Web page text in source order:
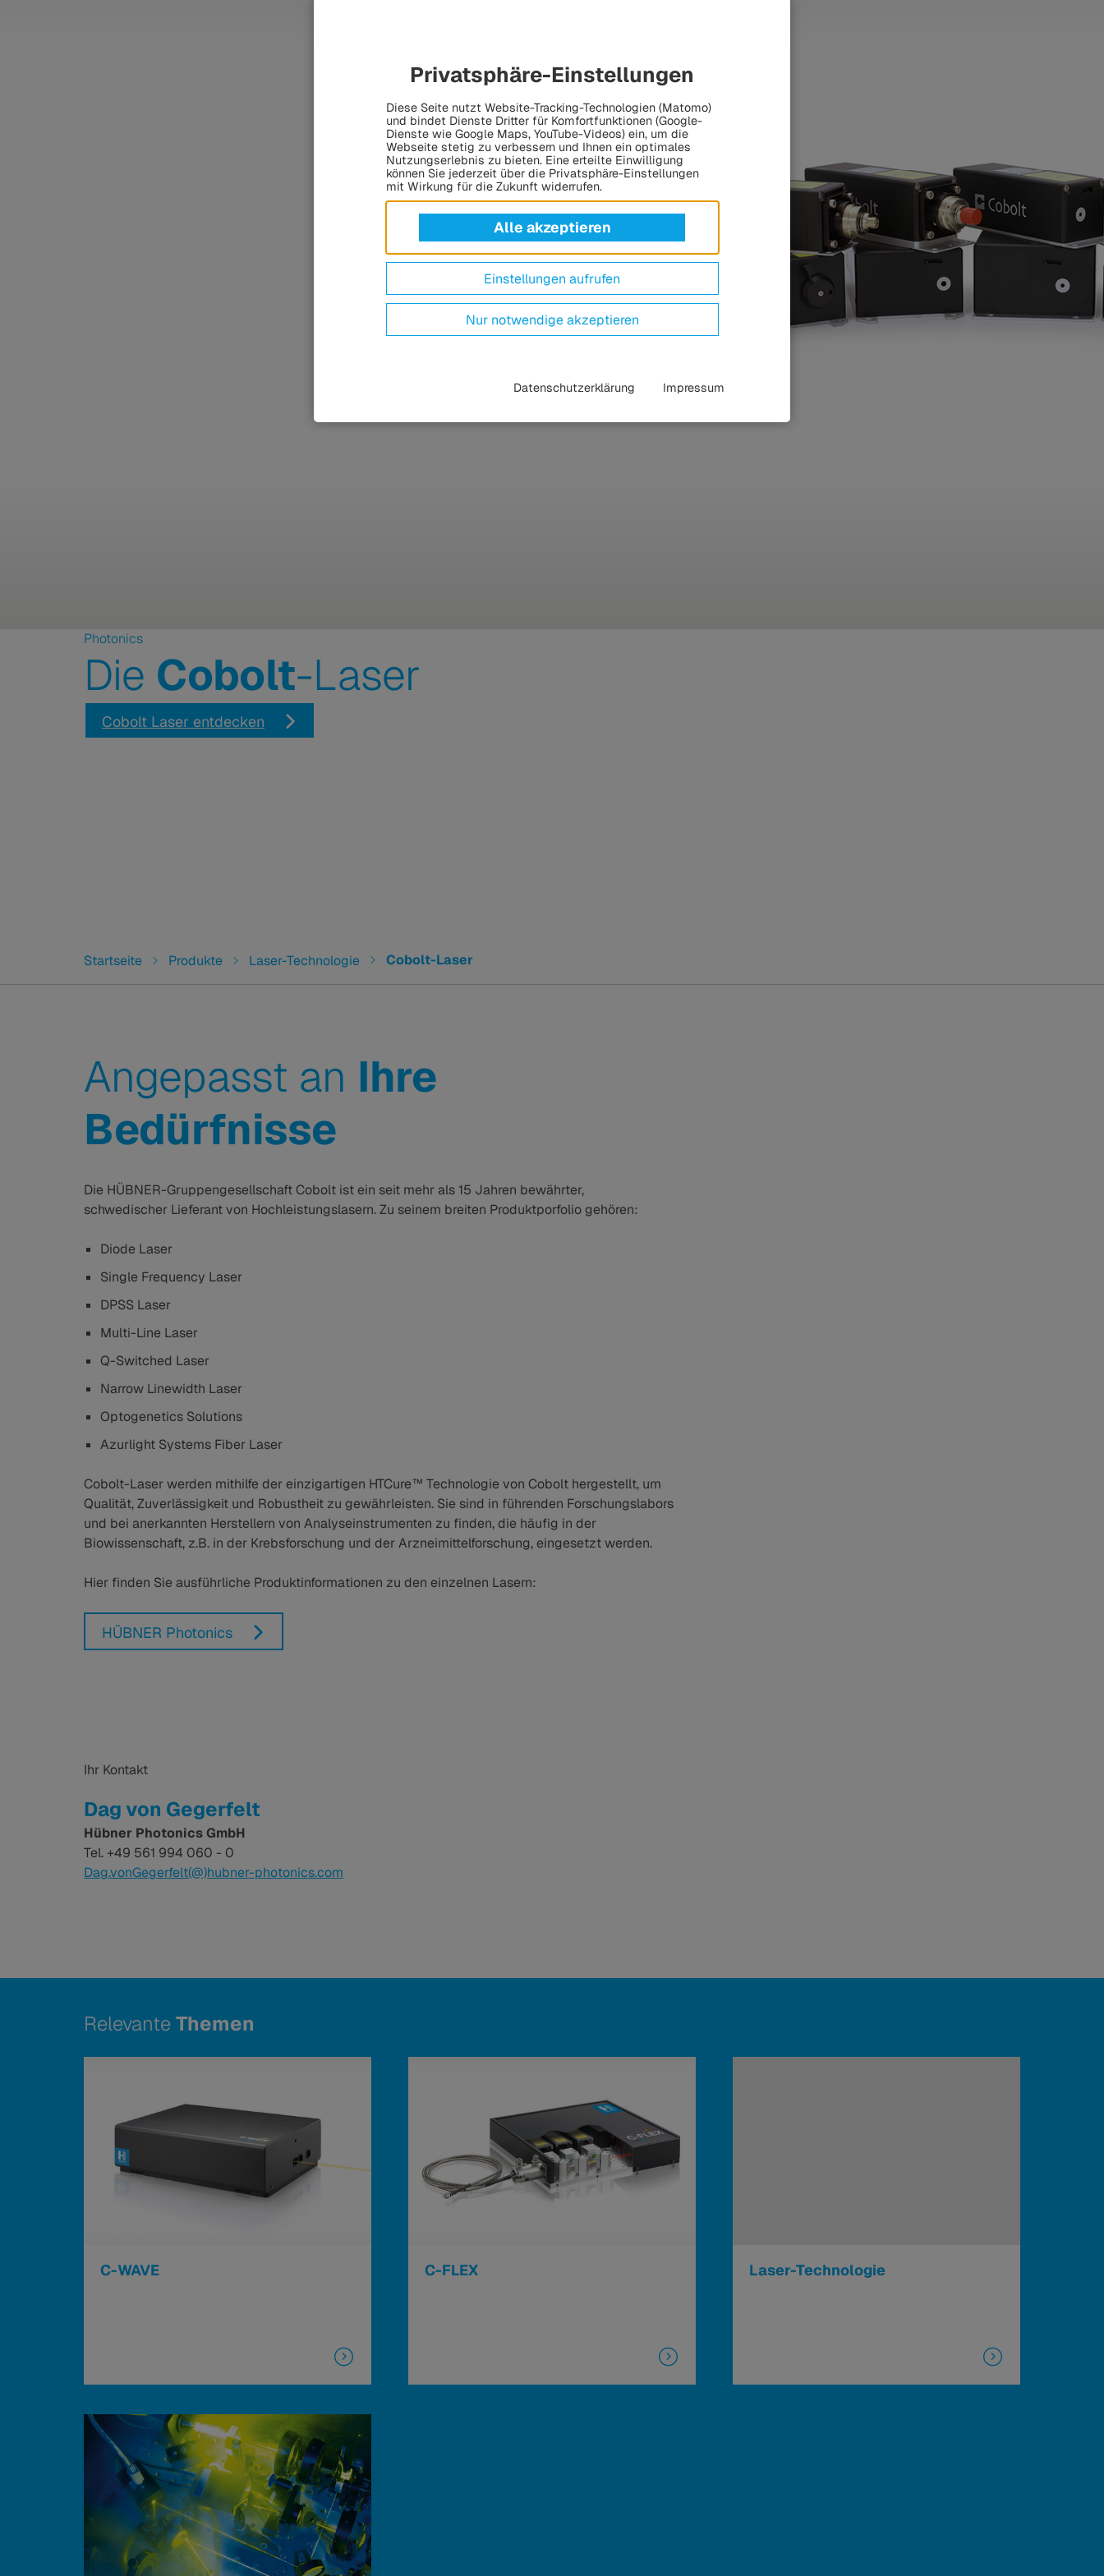
Privatsphäre-Einstellungen
Diese Seite nutzt Website-Tracking-Technologien (Matomo)
und bindet Dienste Dritter für Komfortfunktionen (Google-
Dienste wie Google Maps, YouTube-Videos) ein, um die
Webseite stetig zu verbessern und Ihnen ein optimales
Nutzungserlebnis zu bieten. Eine erteilte Einwilligung
können Sie jederzeit über die Privatsphäre-Einstellungen
mit Wirkung für die Zukunft widerrufen.
Alle akzeptieren
Einstellungen aufrufen
Nur notwendige akzeptieren
Datenschutzerklärung Impressum
Photonics
Die Cobolt-Laser
Cobolt Laser entdecken
Startseite
Produkte Laser-Technologie Cobolt-Laser
Angepasst an Ihre
Bedürfnisse
Die HÜBNER-Gruppengesellschaft Cobolt ist ein seit mehr als 15 Jahren bewährter,
schwedischer Lieferant von Hochleistungslasern. Zu seinem breiten Produktporfolio gehören:
Diode Laser
Single Frequency Laser
DPSS Laser
Multi-Line Laser
Q-Switched Laser
Narrow Linewidth Laser
Optogenetics Solutions
Azurlight Systems Fiber Laser
Cobolt-Laser werden mithilfe der einzigartigen HTCure™ Technologie von Cobolt hergestellt, um
Qualität, Zuverlässigkeit und Robustheit zu gewährleisten. Sie sind in führenden Forschungslabors
und bei anerkannten Herstellern von Analyseinstrumenten zu finden, die häufig in der
Biowissenschaft, z.B. in der Krebsforschung und der Arzneimittelforschung, eingesetzt werden.
Hier finden Sie ausführliche Produktinformationen zu den einzelnen Lasern:
HÜBNER Photonics
Ihr Kontakt
Dag von Gegerfelt
Hübner Photonics GmbH
Tel. +49 561 994 060 - 0
Dag.vonGegerfelt(@)hubner-photonics.com
RelevanteThemen
C-WAVE C-FLEX Laser-Technologie